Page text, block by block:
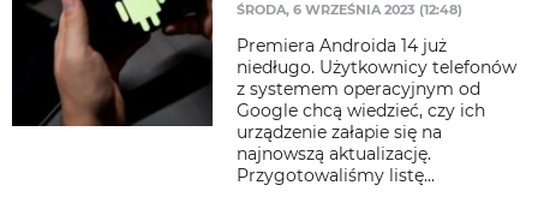
ŚRODA, 6 WRZEŚNIA 2023 (12:48)
Premiera Androida 14 już
niedługo. Użytkownicy telefonów
z systemem operacyjnym od
Google chcą wiedzieć, czy ich
urządzenie załapie się na
najnowszą aktualizację.
Przygotowaliśmy listę...